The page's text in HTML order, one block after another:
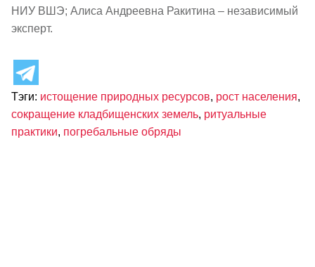
НИУ ВШЭ; Алиса Андреевна Ракитина – независимый
эксперт.
Тэги: истощение природных ресурсов, рост населения,
сокращение кладбищенских земель, ритуальные
практики, погребальные обряды